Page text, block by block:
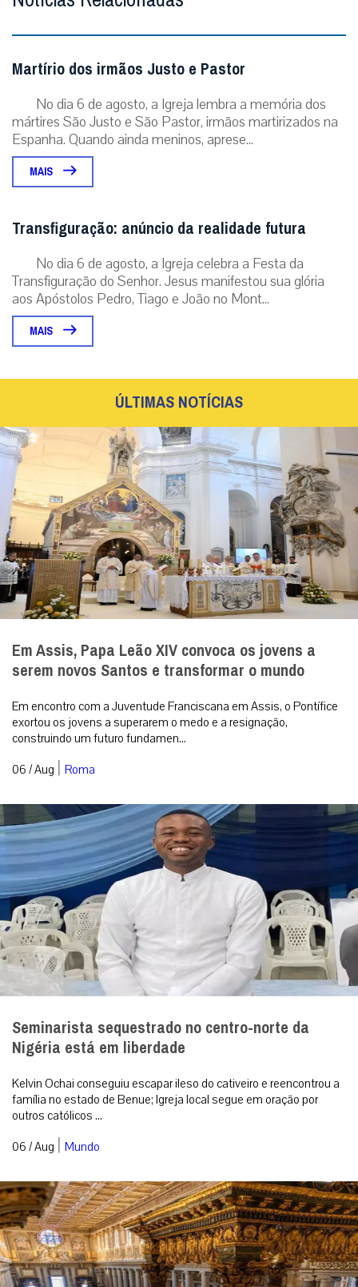
Martírio dos irmãos Justo e Pastor
No dia 6 de agosto, a Igreja lembra a memória dos
mártires São Justo e São Pastor, irmãos martirizados na
Espanha. Quando ainda meninos, aprese...
MAIS
Transfiguração: anúncio da realidade futura
No dia 6 de agosto, a Igreja celebra a Festa da
Transfiguração do Senhor. Jesus manifestou sua glória
aos Apóstolos Pedro, Tiago e João no Mont...
MAIS
ÚLTIMAS NOTÍCIAS
Em Assis, Papa Leão XIV convoca os jovens a
serem novos Santos e transformar o mundo
Em encontro com a Juventude Franciscana em Assis, o Pontífice
exortou os jovens a superarem o medo e a resignação,
construindo um futuro fundamen...
06 / Aug | Roma
Seminarista sequestrado no centro-norte da
Nigéria está em liberdade
Kelvin Ochai conseguiu escapar ileso do cativeiro e reencontrou a
família no estado de Benue; Igreja local segue em oração por
outros católicos ...
06 / Aug | Mundo